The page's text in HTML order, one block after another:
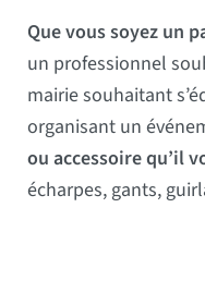
Que vous soyez un
un professionnel
mairie souhaitant
organisant un
ou accessoire qu’il
écharpes, gants,